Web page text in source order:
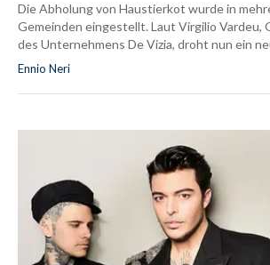
Die Abholung von Haustierkot wurde in
Gemeinden eingestellt. Laut Virgilio Vardeu,
des Unternehmens De Vizia, droht nun ein
Ennio Neri